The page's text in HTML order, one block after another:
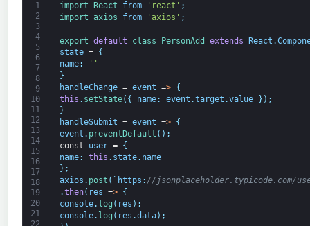
1
2
3
4
5
6
7
8
9
10
11
12
13
14
15
16
17
18
19
20
21
import React from 'react' ;
import axios from 'axios' ;
export default class PersonAdd extends React .
state =
{
name:
''
}
handleChange = event =>
{
this . setState( { name: event .target .value } ) ;
}
handleSubmit = event =>
{
event . preventDefault ( ) ;
const
user =
{
name: this . state. name
} ;
axios . post ( ` https : //jsonplaceholder.typicode.com/
.then( res =>
{
console. log ( res ) ;
console. log ( res .data) ;